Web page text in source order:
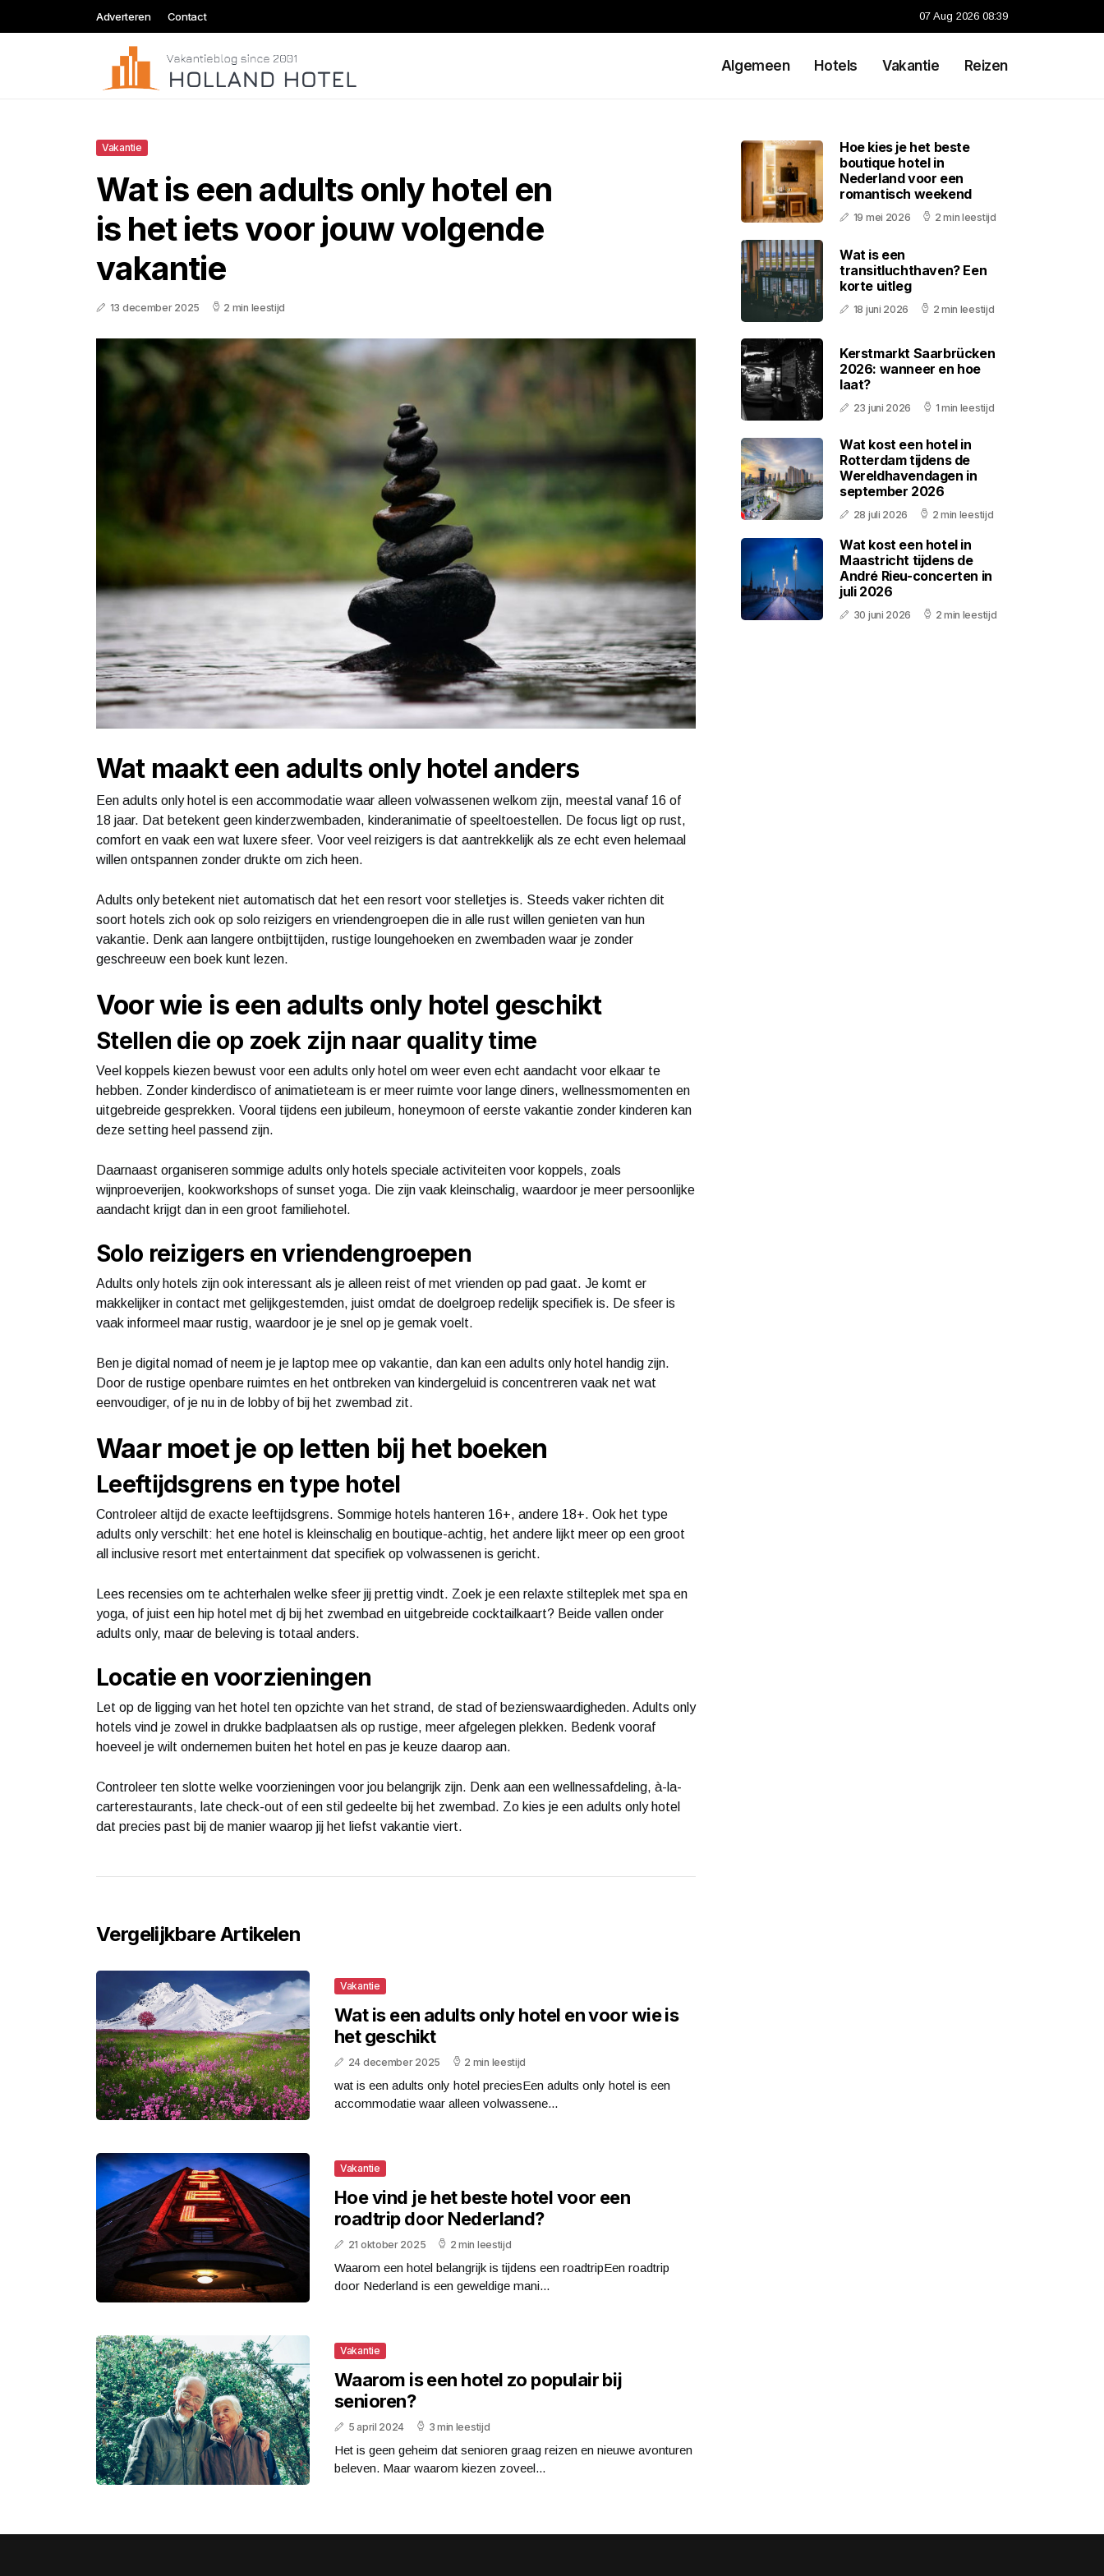
Adverteren Contact 07 Aug 2026 08:39
Algemeen Hotels Vakantie Reizen
Vakantie
Wat is een adults only hotel en
is het iets voor jouw volgende
vakantie
13 december 2025 2 min leestijd
Wat maakt een adults only hotel anders
Een adults only hotel is een accommodatie waar alleen volwassenen welkom zijn, meestal vanaf 16 of
18 jaar. Dat betekent geen kinderzwembaden, kinderanimatie of speeltoestellen. De focus ligt op rust,
comfort en vaak een wat luxere sfeer. Voor veel reizigers is dat aantrekkelijk als ze echt even helemaal
willen ontspannen zonder drukte om zich heen.
Adults only betekent niet automatisch dat het een resort voor stelletjes is. Steeds vaker richten dit
soort hotels zich ook op solo reizigers en vriendengroepen die in alle rust willen genieten van hun
vakantie. Denk aan langere ontbijttijden, rustige loungehoeken en zwembaden waar je zonder
geschreeuw een boek kunt lezen.
Voor wie is een adults only hotel geschikt
Stellen die op zoek zijn naar quality time
Veel koppels kiezen bewust voor een adults only hotel om weer even echt aandacht voor elkaar te
hebben. Zonder kinderdisco of animatieteam is er meer ruimte voor lange diners, wellnessmomenten en
uitgebreide gesprekken. Vooral tijdens een jubileum, honeymoon of eerste vakantie zonder kinderen kan
deze setting heel passend zijn.
Daarnaast organiseren sommige adults only hotels speciale activiteiten voor koppels, zoals
wijnproeverijen, kookworkshops of sunset yoga. Die zijn vaak kleinschalig, waardoor je meer persoonlijke
aandacht krijgt dan in een groot familiehotel.
Solo reizigers en vriendengroepen
Adults only hotels zijn ook interessant als je alleen reist of met vrienden op pad gaat. Je komt er
makkelijker in contact met gelijkgestemden, juist omdat de doelgroep redelijk specifiek is. De sfeer is
vaak informeel maar rustig, waardoor je je snel op je gemak voelt.
Ben je digital nomad of neem je je laptop mee op vakantie, dan kan een adults only hotel handig zijn.
Door de rustige openbare ruimtes en het ontbreken van kindergeluid is concentreren vaak net wat
eenvoudiger, of je nu in de lobby of bij het zwembad zit.
Waar moet je op letten bij het boeken
Leeftijdsgrens en type hotel
Controleer altijd de exacte leeftijdsgrens. Sommige hotels hanteren 16+, andere 18+. Ook het type
adults only verschilt: het ene hotel is kleinschalig en boutique-achtig, het andere lijkt meer op een groot
all inclusive resort met entertainment dat specifiek op volwassenen is gericht.
Lees recensies om te achterhalen welke sfeer jij prettig vindt. Zoek je een relaxte stilteplek met spa en
yoga, of juist een hip hotel met dj bij het zwembad en uitgebreide cocktailkaart? Beide vallen onder
adults only, maar de beleving is totaal anders.
Locatie en voorzieningen
Let op de ligging van het hotel ten opzichte van het strand, de stad of bezienswaardigheden. Adults only
hotels vind je zowel in drukke badplaatsen als op rustige, meer afgelegen plekken. Bedenk vooraf
hoeveel je wilt ondernemen buiten het hotel en pas je keuze daarop aan.
Controleer ten slotte welke voorzieningen voor jou belangrijk zijn. Denk aan een wellnessafdeling, à-la-
carterestaurants, late check-out of een stil gedeelte bij het zwembad. Zo kies je een adults only hotel
dat precies past bij de manier waarop jij het liefst vakantie viert.
Vergelijkbare Artikelen
Vakantie
Wat is een adults only hotel en voor wie is
het geschikt
24 december 2025 2 min leestijd
wat is een adults only hotel preciesEen adults only hotel is een
accommodatie waar alleen volwassene...
Vakantie
Hoe vind je het beste hotel voor een
roadtrip door Nederland?
21 oktober 2025 2 min leestijd
Waarom een hotel belangrijk is tijdens een roadtripEen roadtrip
door Nederland is een geweldige mani...
Vakantie
Waarom is een hotel zo populair bij
senioren?
5 april 2024 3 min leestijd
Het is geen geheim dat senioren graag reizen en nieuwe avonturen
beleven. Maar waarom kiezen zoveel...
Hoe kies je het beste
boutique hotel in
Nederland voor een
romantisch weekend
19 mei 2026 2 min leestijd
Wat is een
transitluchthaven? Een
korte uitleg
18 juni 2026 2 min leestijd
Kerstmarkt Saarbrücken
2026: wanneer en hoe
laat?
23 juni 2026 1 min leestijd
Wat kost een hotel in
Rotterdam tijdens de
Wereldhavendagen in
september 2026
28 juli 2026 2 min leestijd
Wat kost een hotel in
Maastricht tijdens de
André Rieu-concerten in
juli 2026
30 juni 2026 2 min leestijd